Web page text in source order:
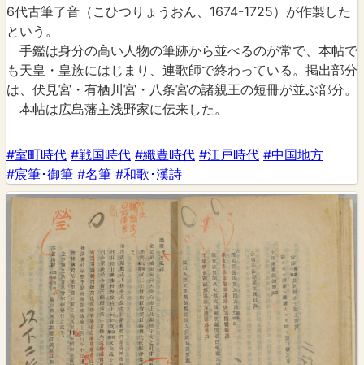
6代古筆了音（こひつりょうおん、1674-1725）が作製した
という。
手鑑は身分の高い人物の筆跡から並べるのが常で、本帖で
も天皇・皇族にはじまり、連歌師で終わっている。掲出部分
は、伏見宮・有栖川宮・八条宮の諸親王の短冊が並ぶ部分。
本帖は広島藩主浅野家に伝来した。
#室町時代 #戦国時代 #織豊時代 #江戸時代 #中国地方
#宸筆･御筆 #名筆 #和歌･漢詩